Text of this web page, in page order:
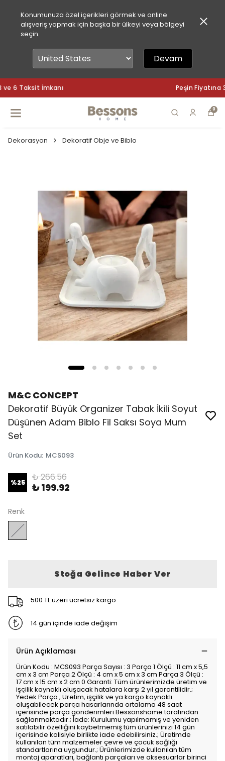
Konumunuza özel içerikleri görmek ve online
alışveriş yapmak için başka bir ülkeyi veya bölgeyi
seçin.
Devam
Peşin Fiyatına 3 ve 6 Taksit İmkanı
0
Dekorasyon Dekoratif Obje ve Biblo
M&C CONCEPT
Dekoratif Büyük Organizer Tabak İkili Soyut
Düşünen Adam Biblo Fil Saksı Soya Mum
Set
Ürün Kodu: MCS093
%25 ₺ 266.56
₺ 199.92
Renk
Stoğa Gelince Haber Ver
500 TL üzeri ücretsiz kargo
14 gün içinde iade değişim
Ürün Açıklaması
Ürün Kodu : MCS093 Parça Sayısı : 3 Parça 1 Ölçü : 11 cm x 5,5
cm x 3 cm Parça 2 Ölçü : 4 cm x 5 cm x 3 cm Parça 3 Ölçü :
17 cm x 15 cm x 2 cm 0 Garanti: Tüm ürünlerimizde üretim ve
işçilik kaynaklı oluşacak hatalara karşı 2 yıl garantilidir.;
Yedek Parça ; Üretim, işçilik ve ya kargo kaynaklı
oluşabilecek parça hasarlarında ortalama 48 saat
içerisinde parça gönderimleri Bessonshome tarafından
sağlanmaktadır.; İade: Kurulumu yapılmamış ve yeniden
satılabilir özelliğini kaybetmemiş tüm ürünlerinizi 14 gün
içerisinde kolisiyle birlikte iade edebilirsiniz.; Üretimde
kullanılan tüm malzemeler çevre ve çocuk sağlığı
standartlarına uygundur.; Ürünlerimizde kullanılan tüm
montaj aparatları, bağlantı parçaları ve aksesuarlar birinci